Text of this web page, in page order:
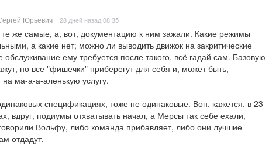
Юрьевич 28 дней назад 08:35
те же самые, а, вот, документацию к ним зажали. Какие режимы
а какие нет; можно ли выводить движок на закритические
ему требуется после такого, всё гадай сам. Базовую
но все "фишечки" приберегут для себя и, может быть,
ма-а-а-аленькую услугу.
спецификациях, тоже не одинаковые. Вон, кажется, в 23-
вдруг, подиумы отхватывать начал, а Мерсы так себе ехали,
Вольфу, либо команда прибавляет, либо они лучшие
отдадут.